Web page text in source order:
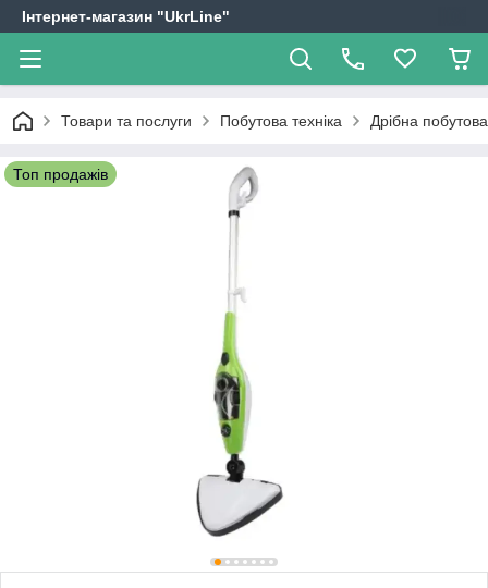
Інтернет-магазин "UkrLine"
Товари та послуги Побутова техніка Дрібна
Топ продажів